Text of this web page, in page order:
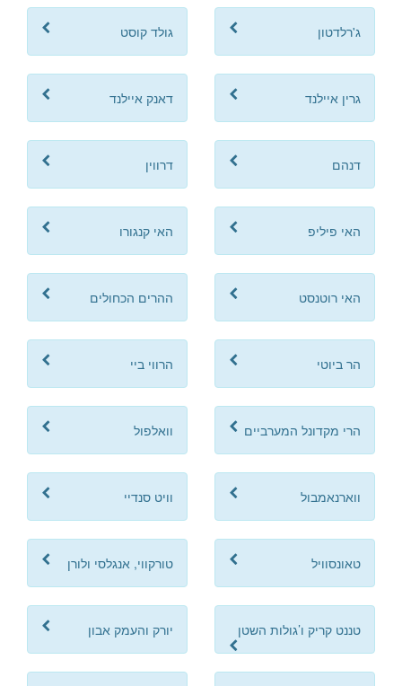
ג'רלדטון גולד קוסט
גרין איילנד דאנק איילנד
דנהם דרווין
האי פיליפ האי קנגורו
האי רוטנסט ההרים הכחולים
הר ביוטי הרווי ביי
הרי מקדונל המערביים וואלפול
ווארנאמבול וויט סנדיי
טאונסוויל טורקווי, אנגלסי ולורן
טננט קריק ו’גולות השטן יורק והעמק אבון